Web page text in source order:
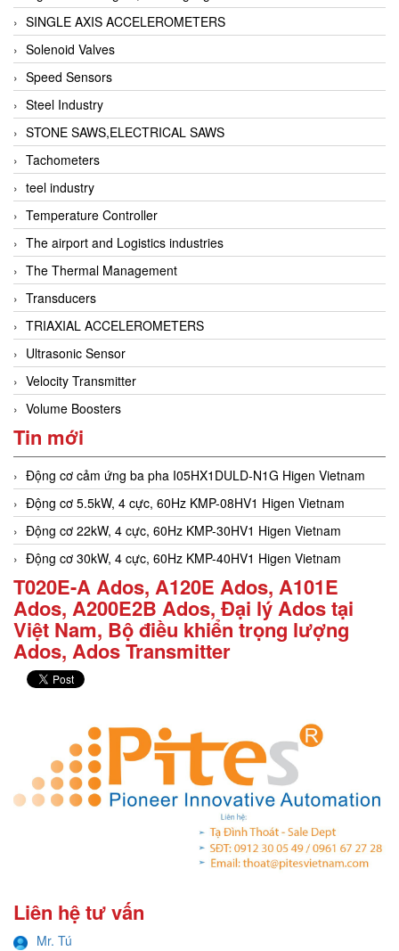
SINGLE AXIS ACCELEROMETERS
Solenoid Valves
Speed Sensors
Steel Industry
STONE SAWS,ELECTRICAL SAWS
Tachometers
teel industry
Temperature Controller
The airport and Logistics industries
The Thermal Management
Transducers
TRIAXIAL ACCELEROMETERS
Ultrasonic Sensor
Velocity Transmitter
Volume Boosters
Tin mới
Động cơ cảm ứng ba pha I05HX1DULD-N1G Higen Vietnam
Động cơ 5.5kW, 4 cực, 60Hz KMP-08HV1 Higen Vietnam
Động cơ 22kW, 4 cực, 60Hz KMP-30HV1 Higen Vietnam
Động cơ 30kW, 4 cực, 60Hz KMP-40HV1 Higen Vietnam
T020E-A Ados, A120E Ados, A101E
Ados, A200E2B Ados, Đại lý Ados tại
Việt Nam, Bộ điều khiển trọng lượng
Ados, Ados Transmitter
Liên hệ tư vấn
Mr. Tú